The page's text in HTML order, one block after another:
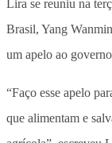
Lira se reuniu na
Brasil, Yang
um apelo ao
“Faço esse apelo
que alimentam e